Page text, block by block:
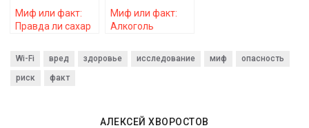
Миф или факт:
Правда ли сахар
Миф или факт:
Алкоголь
Wi-Fi вред здоровье исследование миф
опасность
риск
факт
АЛЕКСЕЙ ХВОРОСТОВ